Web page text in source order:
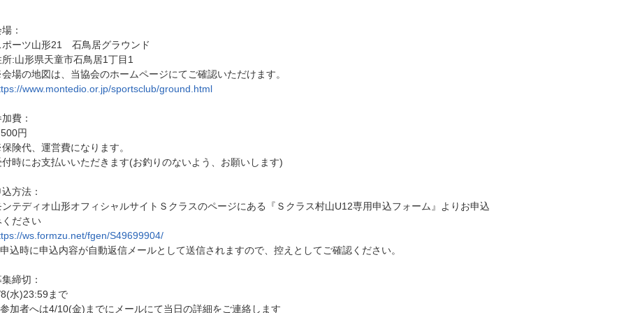
：
ポーツ山形21 石鳥居グラウンド
所:山形県天童市石鳥居1丁目1
場の地図は、当協会のホームページにてご確認いただけます。
www.montedio.or.jp/sportsclub/ground.html
費：
円
険代、運営費になります。
付時にお支払いいただきます(お釣りのないよう、お願いします)
方法：
ンテディオ山形オフィシャルサイトＳクラスのページにある『Ｓクラス村山U12専用申込フォーム』よりお申込
ください
ws.formzu.net/fgen/S49699904/
込時に申込内容が自動返信メールとして送信されますので、控えとしてご確認ください。
締切：
水)23:59まで
加者へは4/10(金)までにメールにて当日の詳細をご連絡します